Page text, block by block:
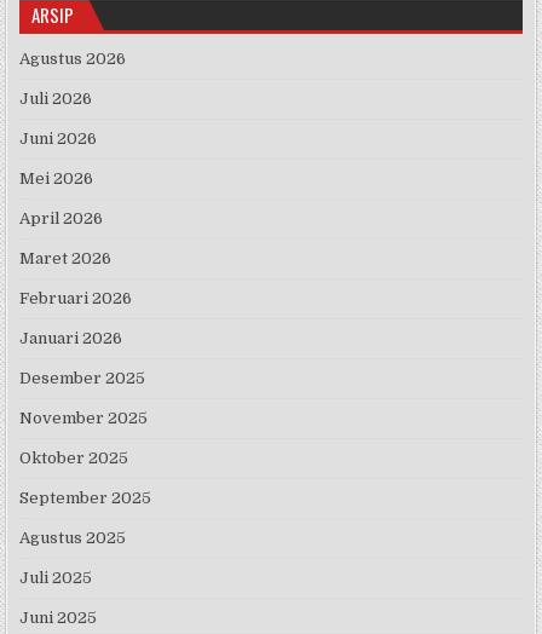
ARSIP
Agustus 2026
Juli 2026
Juni 2026
Mei 2026
April 2026
Maret 2026
Februari 2026
Januari 2026
Desember 2025
November 2025
Oktober 2025
September 2025
Agustus 2025
Juli 2025
Juni 2025